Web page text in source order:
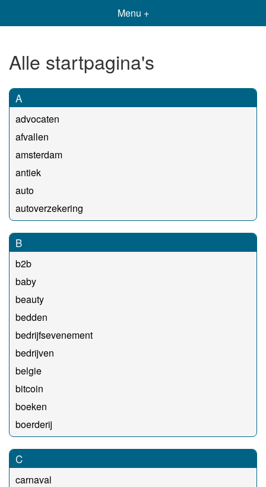
Menu +
Alle startpagina's
A
advocaten
afvallen
amsterdam
antiek
auto
autoverzekering
B
b2b
baby
beauty
bedden
bedrijfsevenement
bedrijven
belgie
bitcoin
boeken
boerderij
C
carnaval